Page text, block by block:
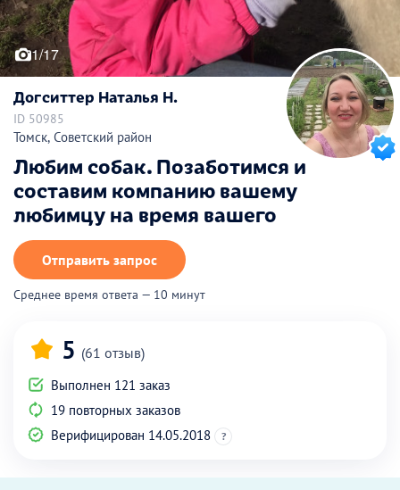
1/17
Догситтер Наталья Н.
ID 50985
Томск, Советский район
Любим собак. Позаботимся и
составим компанию вашему
любимцу на время вашего
Отправить запрос
Среднее время ответа — 10 минут
5 (61 отзыв)
Выполнен 121 заказ
19 повторных заказов
Верифицирован 14.05.2018
?